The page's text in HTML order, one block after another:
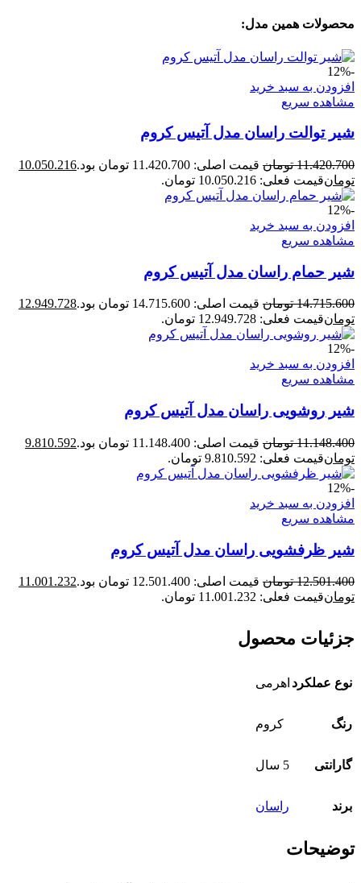
محصولات همین مدل:
-12%
افزودن به سبد خرید
مشاهده سریع
شیر توالت راسان مدل آتیس کروم
11.420.700 تومان قیمت اصلی: 11.420.700 تومان بود.
10.050.216
تومانقیمت فعلی: 10.050.216 تومان.
-12%
افزودن به سبد خرید
مشاهده سریع
شیر حمام راسان مدل آتیس کروم
14.715.600 تومان قیمت اصلی: 14.715.600 تومان بود.
12.949.728
تومانقیمت فعلی: 12.949.728 تومان.
-12%
افزودن به سبد خرید
مشاهده سریع
شیر روشویی راسان مدل آتیس کروم
11.148.400 تومان قیمت اصلی: 11.148.400 تومان بود.
9.810.592
تومانقیمت فعلی: 9.810.592 تومان.
-12%
افزودن به سبد خرید
مشاهده سریع
شیر ظرفشویی راسان مدل آتیس کروم
12.501.400 تومان قیمت اصلی: 12.501.400 تومان بود.
11.001.232
تومانقیمت فعلی: 11.001.232 تومان.
جزئیات محصول
نوع عملکرد اهرمی
رنگ کروم
گارانتی 5 سال
برند راسان
توضیحات